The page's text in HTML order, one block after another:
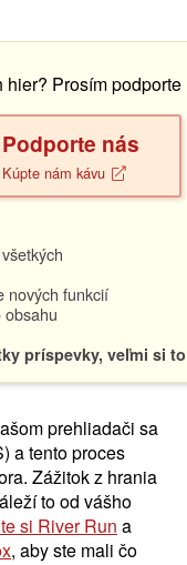
Prosím
Podporte nás
Kúpte nám kávu
nových funkcií
obsahu
príspevky, veľmi si
prehliadači sa
a tento proces
Zážitok z hrania
to od vášho
si River Run a
, aby ste mali čo